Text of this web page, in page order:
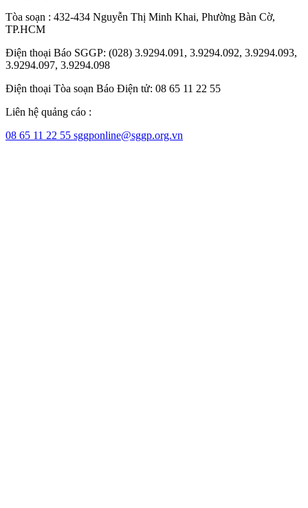
Tòa soạn : 432-434 Nguyễn Thị Minh Khai, Phường Bàn Cờ,
TP.HCM
Điện thoại Báo SGGP: (028) 3.9294.091, 3.9294.092, 3.9294.093,
3.9294.097, 3.9294.098
Điện thoại Tòa soạn Báo Điện tử: 08 65 11 22 55
Liên hệ quảng cáo :
08 65 11 22 55 sggponline@sggp.org.vn